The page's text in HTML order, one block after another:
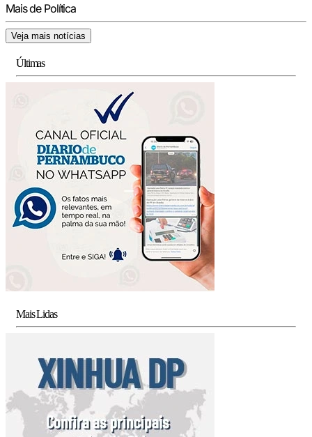
Mais de Política
Veja mais notícias
Últimas
Mais Lidas